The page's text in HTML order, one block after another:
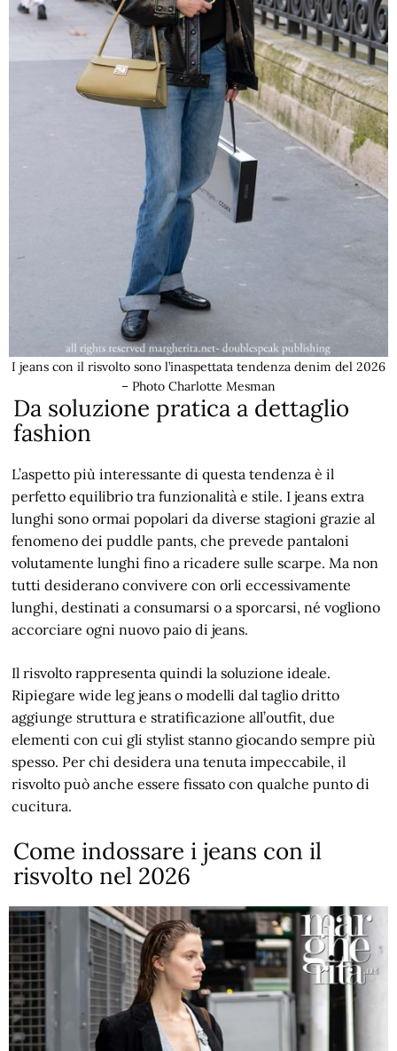
I jeans con il risvolto sono l’inaspettata tendenza denim del 2026
– Photo Charlotte Mesman
Da soluzione pratica a dettaglio
fashion
L’aspetto più interessante di questa tendenza è il
perfetto equilibrio tra funzionalità e stile. I jeans extra
lunghi sono ormai popolari da diverse stagioni grazie al
fenomeno dei puddle pants, che prevede pantaloni
volutamente lunghi fino a ricadere sulle scarpe. Ma non
tutti desiderano convivere con orli eccessivamente
lunghi, destinati a consumarsi o a sporcarsi, né vogliono
accorciare ogni nuovo paio di jeans.
Il risvolto rappresenta quindi la soluzione ideale.
Ripiegare wide leg jeans o modelli dal taglio dritto
aggiunge struttura e stratificazione all’outfit, due
elementi con cui gli stylist stanno giocando sempre più
spesso. Per chi desidera una tenuta impeccabile, il
risvolto può anche essere fissato con qualche punto di
cucitura.
Come indossare i jeans con il
risvolto nel 2026